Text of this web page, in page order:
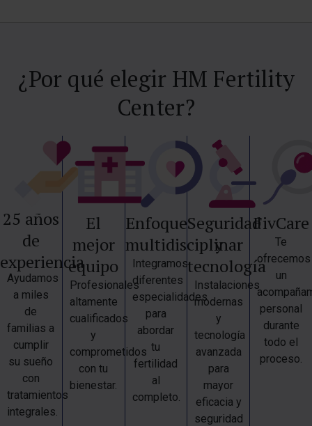
¿Por qué elegir HM Fertility
Center?
25 años
de
experiencia
Ayudamos
a miles
de
familias a
cumplir
su sueño
con
tratamientos
integrales.
El
mejor
equipo
Profesionales
altamente
cualificados
y
comprometidos
con tu
bienestar.
Enfoque
multidisciplinar
Integramos
diferentes
especialidades
para
abordar
tu
fertilidad
al
completo.
Seguridad
y
tecnología
Instalaciones
modernas
y
tecnología
avanzada
para
mayor
eficacia y
seguridad
FivCare
Te
ofrecemos
un
personal
durante
todo el
proceso.